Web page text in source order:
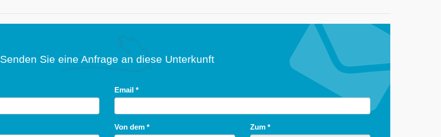
Senden Sie eine Anfrage an diese Unterkunft
Email *
Von dem * Zum *